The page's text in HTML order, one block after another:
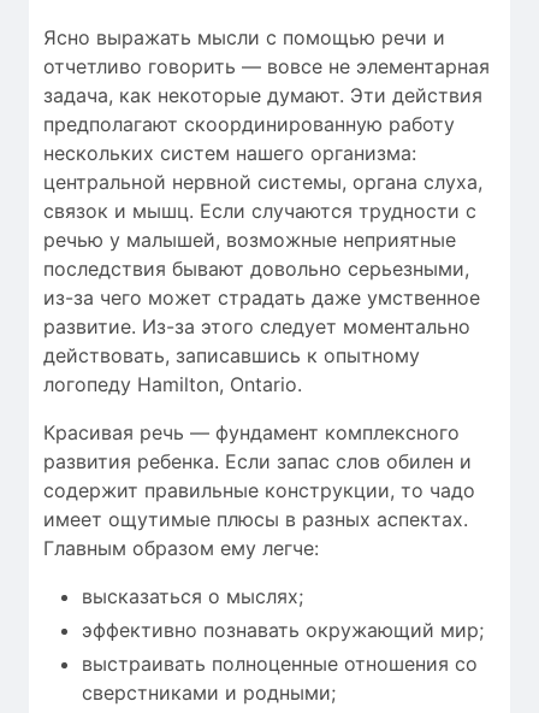
Ясно выражать мысли с помощью речи и
отчетливо говорить — вовсе не элементарная
задача, как некоторые думают. Эти действия
предполагают скоординированную работу
нескольких систем нашего организма:
центральной нервной системы, органа слуха,
связок и мышц. Если случаются трудности c
речью у малышей, возможные неприятные
последствия бывают довольно серьезными,
из-за чего может страдать даже умственное
развитие. Из-за этого следует моментально
действовать, записавшись к опытному
логопеду Hamilton, Ontario.
Красивая речь — фундамент комплексного
развития ребенка. Если запас слов обилен и
содержит правильные конструкции, то чадо
имеет ощутимые плюсы в разных аспектах.
Главным образом ему легче:
высказаться о мыслях;
эффективно познавать окружающий мир;
выстраивать полноценные отношения со
сверстниками и родными;